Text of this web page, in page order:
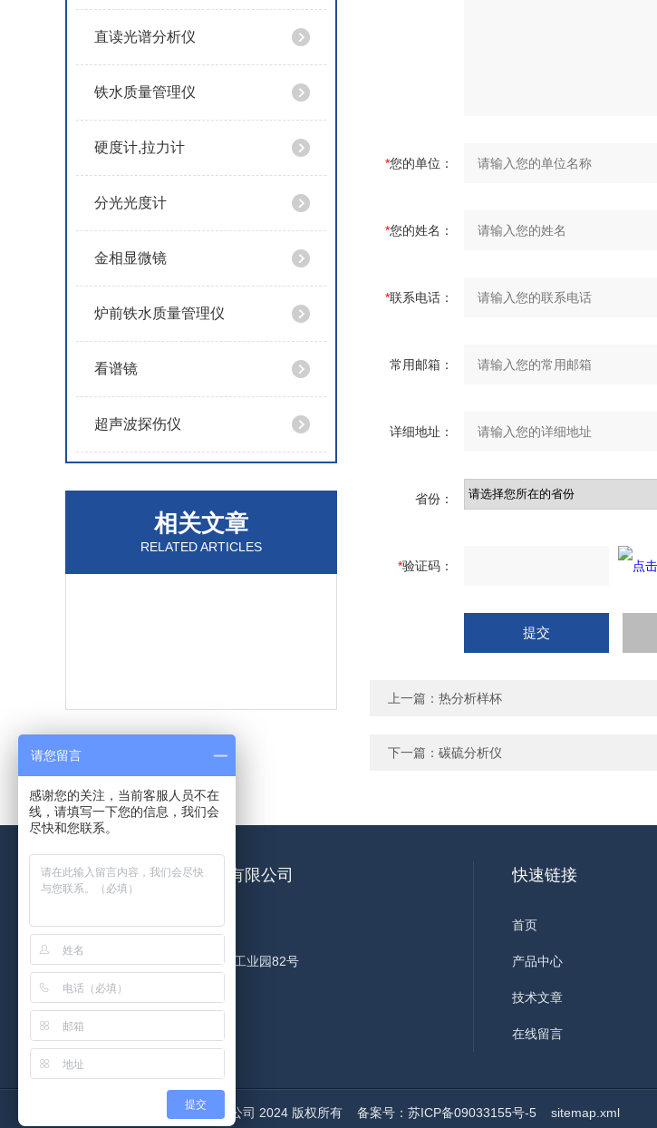
直读光谱分析仪
铁水质量管理仪
硬度计,拉力计
分光光度计
金相显微镜
炉前铁水质量管理仪
看谱镜
超声波探伤仪
相关文章
RELATED ARTICLES
*您的单位：
*您的姓名：
*联系电话：
常用邮箱：
详细地址：
省份：
*验证码：
上一篇： 热分析样杯
下一篇： 碳硫分析仪
南京凯迪高速分析仪器有限公司
联系人：夏先生
地址：南京市高淳区古柏工业园82号
邮箱：kdfxy@163.com
快速链接
首页
产品中心
技术文章
在线留言
© 南京凯迪高速分析仪器有限公司 2024 版权所有 备案号：苏ICP备09033155号-5 sitemap.xml
请您留言
感谢您的关注，当前客服人员不在
线，请填写一下您的信息，我们会
尽快和您联系。
提交